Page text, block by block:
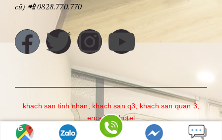
cũ) 📲 0828.770.770
khach san tinh nhan, khach san q3, khach san quan 3,
eros love hotel